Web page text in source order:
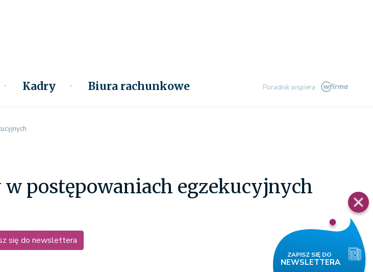
Kadry Biura rachunkowe Poradnik wspiera
postępowaniach egzekucyjnych
się do newslettera